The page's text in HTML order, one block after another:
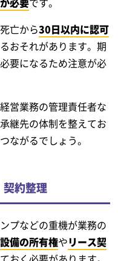
亡から30日以内に認可
おそれがあります。期
要になるため注意が必
営業務の管理責任者な
継先の体制を整えてお
ながるでしょう。
約整理
プなどの重機が業務の
設備の所有権やリース契